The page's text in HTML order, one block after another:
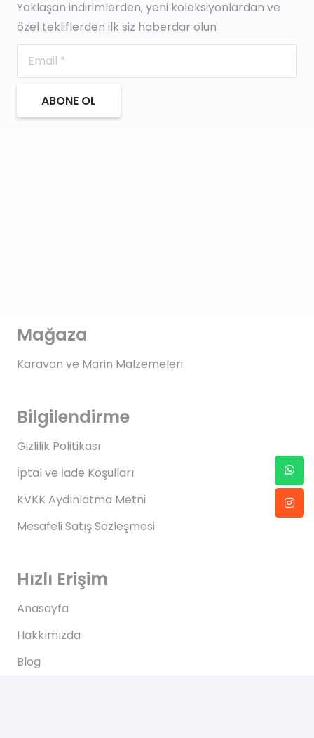
Yaklaşan indirimlerden, yeni koleksiyonlardan ve
özel tekliflerden ilk siz haberdar olun
ABONE OL
Mağaza
Karavan ve Marin Malzemeleri
Bilgilendirme
Gizlilik Politikası
İptal ve İade Koşulları
KVKK Aydınlatma Metni
Mesafeli Satış Sözleşmesi
Hızlı Erişim
Anasayfa
Hakkımızda
Blog